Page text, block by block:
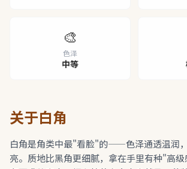
🎨
色泽
中等
关于白角
白角是角类中最"看脸"的——色泽通透温润
亮。质地比黑角更细腻，拿在手里有种"高